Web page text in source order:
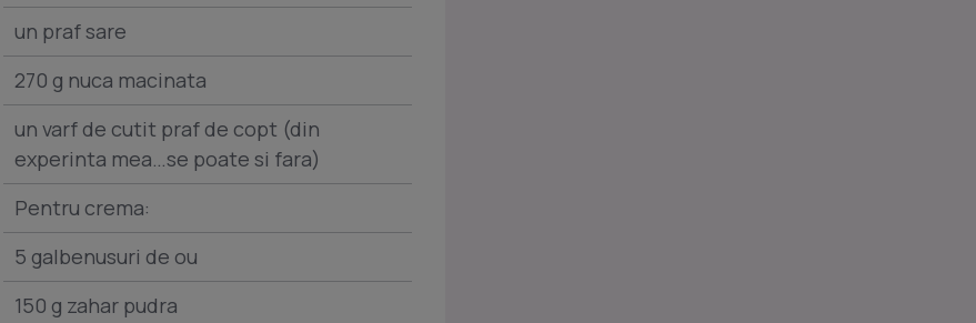
un praf sare
270 g nuca macinata
un varf de cutit praf de copt (din
experinta mea…se poate si fara)
Pentru crema:
5 galbenusuri de ou
150 g zahar pudra